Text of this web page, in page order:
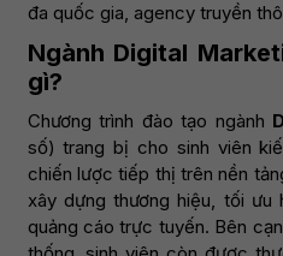
đa quốc gia, agency truyền
Ngành Digital
gì?
Chương trình đào tạo ngành
số) trang bị cho sinh viên
chiến lược tiếp thị trên nền
xây dựng thương hiệu, tối ưu
quảng cáo trực tuyến. Bên